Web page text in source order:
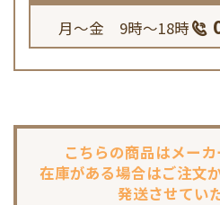
月～金 9時～18時
こちらの商品はメー
在庫がある場合はご注文
発送させてい